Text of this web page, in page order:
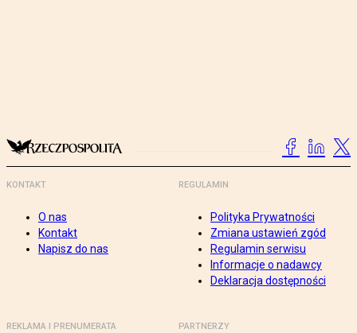
KONTAKT
O nas
Kontakt
Napisz do nas
REGULAMIN
Polityka Prywatności
Zmiana ustawień zgód
Regulamin serwisu
Informacje o nadawcy
Deklaracja dostępności
REKLAMA I PRENUMERATA PARTNERZY